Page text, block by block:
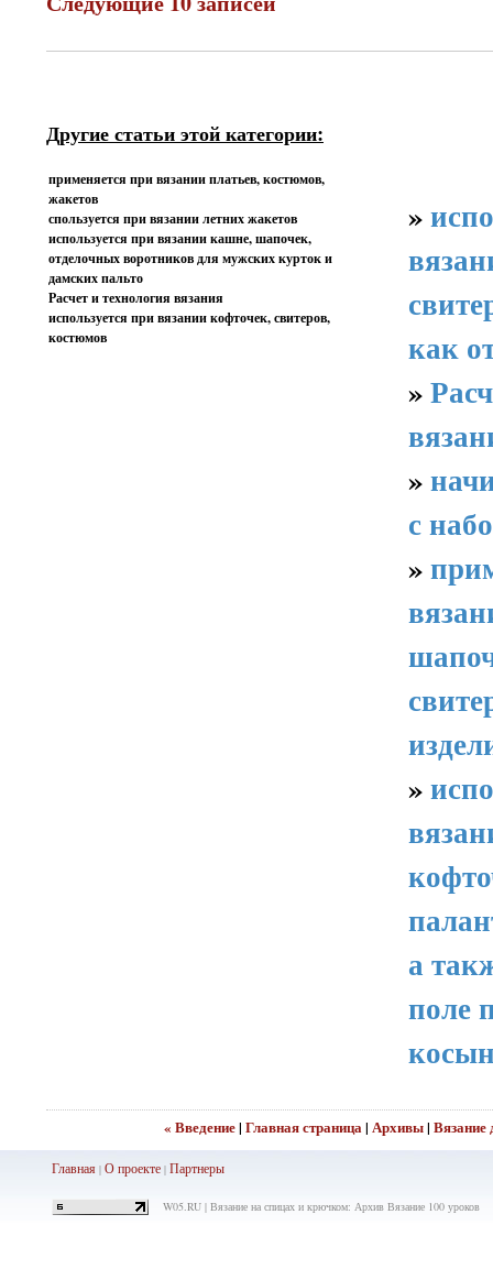
Другие статьи этой категории:
применяется при вязании платьев, костюмов,
жакетов
спользуется при вязании летних жакетов
используется при вязании кашне, шапочек,
отделочных воротников для мужских курток и
дамских пальто
Расчет и технология вязания
используется при вязании кофточек, свитеров,
костюмов
»
как
»
»
с
»
»
а
поле
« Введение| Главная страница | Архивы| Вязание
Главная| О проекте| Партнеры
W05.RU | Вязание на спицах и крючком: Архив Вязание 100 уроков